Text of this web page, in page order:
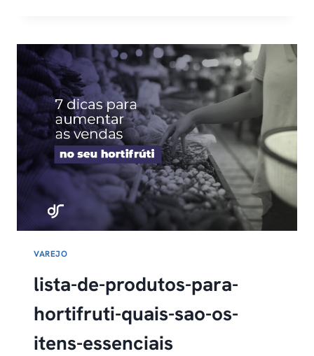
ROTEIRO
COMPLETO
MÊS
A
MÊS
VAREJO
lista-de-produtos-para-
hortifruti-quais-sao-os-
itens-essenciais